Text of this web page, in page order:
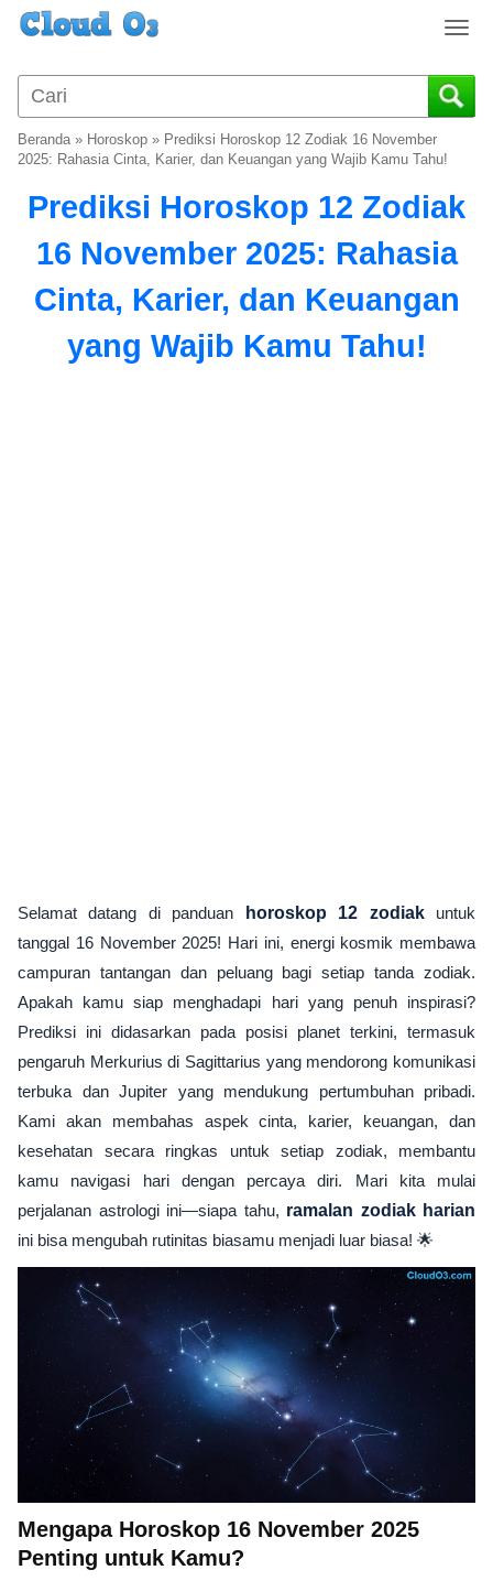
T
g
g
a
v
i
a
Beranda» Horoskop » Prediksi Horoskop 12 Zodiak 16 November
2025: Rahasia Cinta, Karier, dan Keuangan yang Wajib Kamu Tahu!
Prediksi Horoskop 12 Zodiak
16 November 2025: Rahasia
Cinta, Karier, dan Keuangan
yang Wajib Kamu Tahu!
Selamat datang di panduan horoskop 12 zodiakuntuk
tanggal 16 November 2025! Hari ini, energi kosmik membawa
campuran tantangan dan peluang bagi setiap tanda zodiak.
Apakah kamu siap menghadapi hari yang penuh inspirasi?
Prediksi ini didasarkan pada posisi planet terkini, termasuk
pengaruh Merkurius di Sagittarius yang mendorong komunikasi
terbuka dan Jupiter yang mendukung pertumbuhan pribadi.
Kami akan membahas aspek cinta, karier, keuangan, dan
kesehatan secara ringkas untuk setiap zodiak, membantu
kamu navigasi hari dengan percaya diri. Mari kita mulai
perjalanan astrologi ini—siapa tahu, ramalan zodiak harian
ini bisa mengubah rutinitas biasamu menjadi luar biasa! 🌟
Mengapa Horoskop 16 November 2025
Penting untuk Kamu?